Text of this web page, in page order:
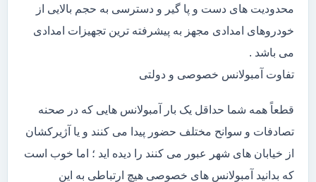
محدودیت های دست و پا گیر و دسترسی به حجم بالایی از
خودروهای امدادی مجهز به پیشرفته ترین تجهیزات امدادی
می باشد .
تفاوت آمبولانس خصوصی و دولتی
قطعاً همه شما حداقل یک بار آمبولانس هایی که در صحنه
تصادفات و سوانح مختلف حضور پیدا می کنند و یا آژیرکشان
از خیابان های شهر عبور می کنند را دیده اید ؛ اما خوب است
که بدانید آمبولانس های خصوصی هیچ ارتباطی به این